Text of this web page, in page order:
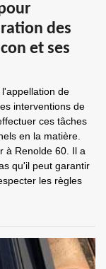
des
et ses
de
interventions de
ces tâches
en la matière.
à Renolde 60. Il a
qu'il peut garantir
les règles